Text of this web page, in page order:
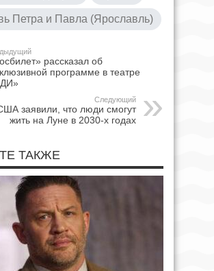
Петра и Павла (Ярославль)
рассказал об
программе в театре
Следующий
заявили, что люди смогут
жить на Луне в 2030-х годах
ТАКЖЕ